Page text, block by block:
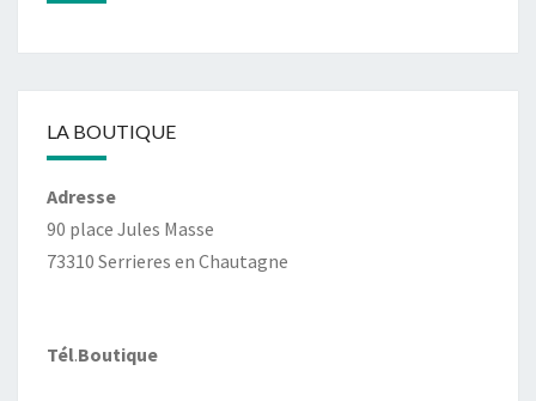
LA BOUTIQUE
Adresse
90 place Jules Masse
73310 Serrieres en Chautagne
Tél.Boutique